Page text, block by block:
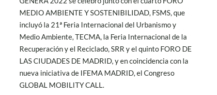
MEDIO AMBIENTE Y SOSTENIBILIDAD, FSMS, que
incluyó la 21ª Feria Internacional del Urbanismo y
Medio Ambiente, TECMA, la Feria Internacional de la
Recuperación y el Reciclado, SRR y el quinto FORO DE
LAS CIUDADES DE MADRID, y en coincidencia con la
nueva iniciativa de IFEMA MADRID, el Congreso
GLOBAL MOBILITY CALL.